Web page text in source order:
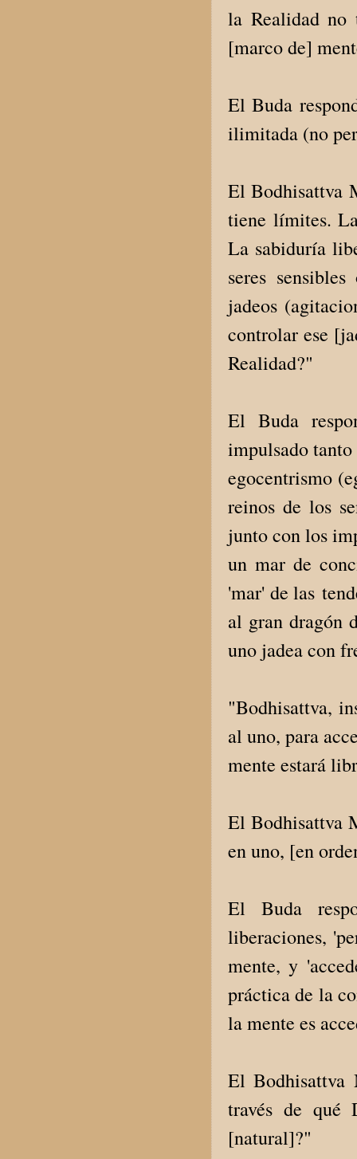
la Realidad
[marco de]
El Buda
ilimitada (no
El Bodhisattva
tiene límites.
La sabiduría
seres
jadeos
controlar ese
Realidad?"
El Buda
impulsado
egocentrismo
reinos de los
junto con los
un mar de
'mar' de las
al gran dragón
uno jadea con
"Bodhisattva,
al uno, para
mente estará
El Bodhisattva
en uno, [en
El Buda
liberaciones,
mente, y
práctica de la
la mente es
El Bodhisattva
través de qué
[natural]?"